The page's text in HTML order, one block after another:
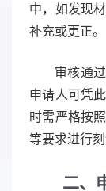
中，如发现
补充或更正。
审核通
申请人可凭
时需严格按
等要求进行刻
二、